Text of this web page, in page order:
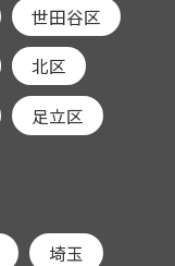
世田谷区
北区
足立区
埼玉